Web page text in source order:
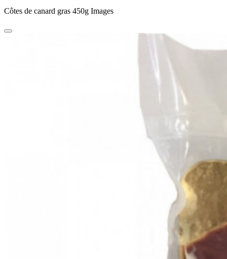
Côtes de canard gras 450g Images